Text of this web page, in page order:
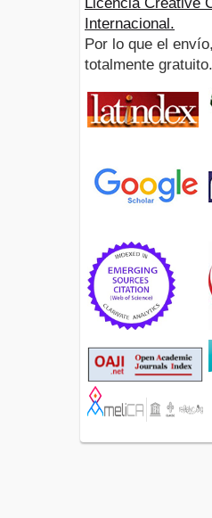
Internacional.
Por lo que el
totalmente gratuito.